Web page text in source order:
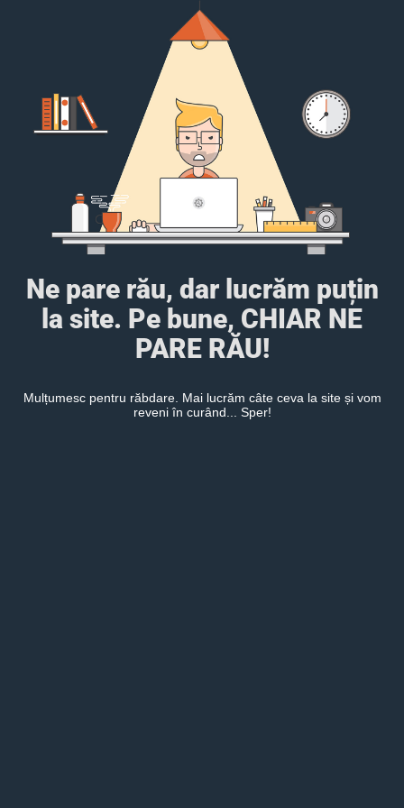
Ne pare rău, dar lucrăm puțin
la site. Pe bune, CHIAR NE
PARE RĂU!
Mulțumesc pentru răbdare. Mai lucrăm câte ceva la site și vom
reveni în curând... Sper!